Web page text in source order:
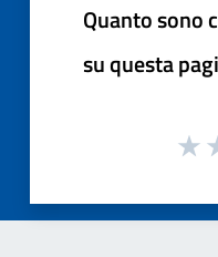
Quanto sono
su questa